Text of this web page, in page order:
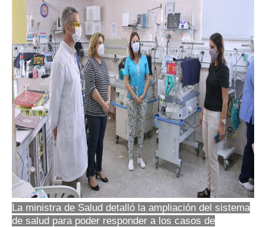
La ministra de Salud detalló la ampliación del sistema
de salud para poder responder a los casos de